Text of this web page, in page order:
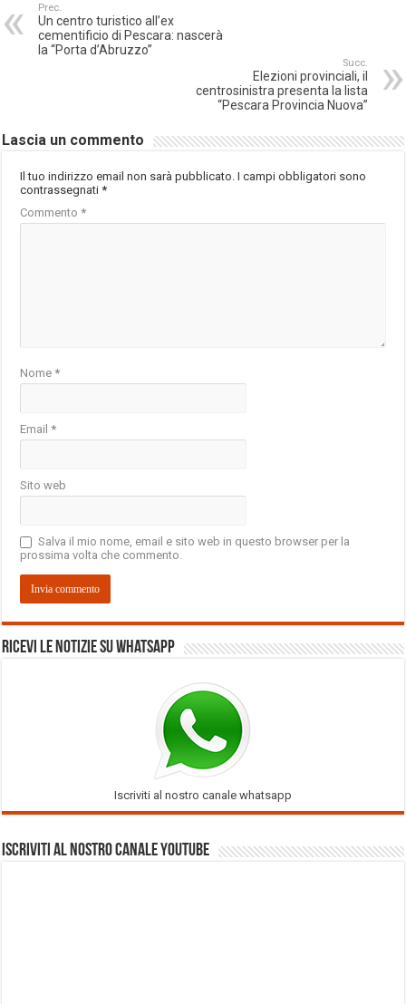
Prec.
Un centro turistico all’ex
cementificio di Pescara: nascerà
la “Porta d’Abruzzo”
Succ.
Elezioni provinciali, il
centrosinistra presenta la lista
“Pescara Provincia Nuova”
Lascia un commento
Il tuo indirizzo email non sarà pubblicato. I campi obbligatori sono
contrassegnati*
Commento*
Nome*
Email*
Sito web
Salva il mio nome, email e sito web in questo browser per la
prossima volta che commento.
Ricevi le notizie su Whatsapp
Iscriviti al nostro canale whatsapp
Iscriviti al nostro Canale Youtube